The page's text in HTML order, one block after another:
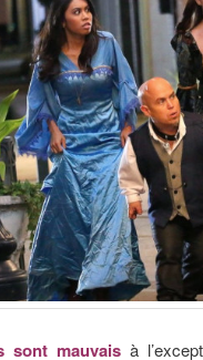
sont mauvaisà